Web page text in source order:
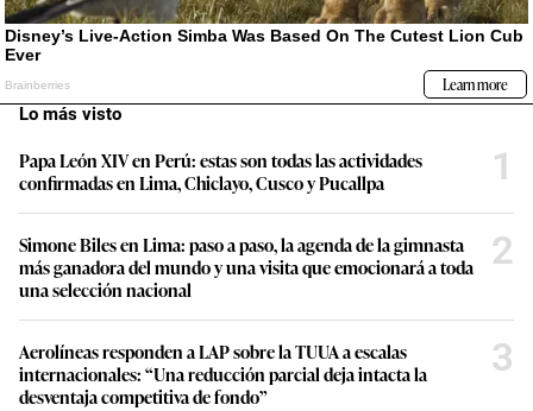
Lo más visto
Papa León XIV en Perú: estas son todas las actividades
confirmadas en Lima, Chiclayo, Cusco y Pucallpa
1
Simone Biles en Lima: paso a paso, la agenda de la gimnasta
más ganadora del mundo y una visita que emocionará a toda
una selección nacional
2
Aerolíneas responden a LAP sobre la TUUA a escalas
internacionales: “Una reducción parcial deja intacta la
desventaja competitiva de fondo”
3